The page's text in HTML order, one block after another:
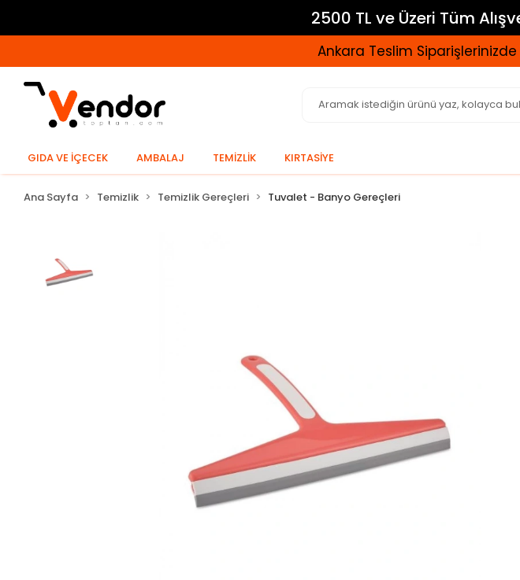
2500 TL ve Üzeri Tüm
Ankara Teslim Siparişlerinizde
GIDA VE İÇECEK AMBALAJ TEMİZLİK KIRTASİYE
Ana Sayfa Temizlik Temizlik Gereçleri Tuvalet - Banyo Gereçleri